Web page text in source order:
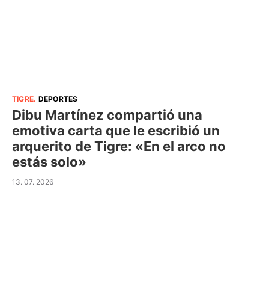
TIGRE. DEPORTES
Dibu Martínez compartió una
emotiva carta que le escribió un
arquerito de Tigre: «En el arco no
estás solo»
13. 07. 2026